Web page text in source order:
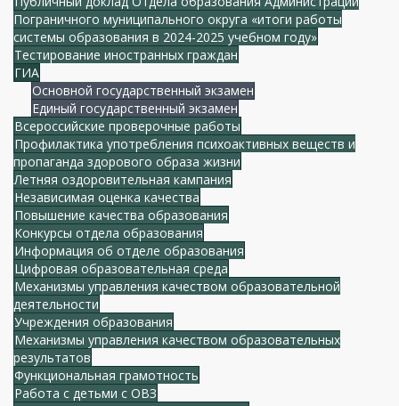
Пограничного муниципального округа «итоги работы
системы образования в 2024-2025 учебном году»
Тестирование иностранных граждан
ГИА
Основной государственный экзамен
Единый государственный экзамен
Всероссийские проверочные работы
Профилактика употребления психоактивных веществ и
пропаганда здорового образа жизни
Летняя оздоровительная кампания
Независимая оценка качества
Повышение качества образования
Конкурсы отдела образования
Информация об отделе образования
Цифровая образовательная среда
Механизмы управления качеством образовательной
деятельности
Учреждения образования
Механизмы управления качеством образовательных
результатов
Функциональная грамотность
Работа с детьми с ОВЗ